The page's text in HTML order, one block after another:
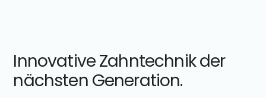
Innovative Zahntechnik der
nächsten Generation.